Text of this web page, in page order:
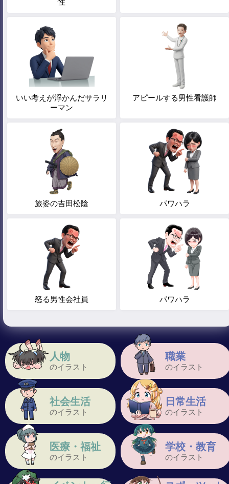
人物
のイラスト
職業
のイラスト
社会生活
のイラスト
日常生活
のイラスト
医療・福祉
のイラスト
学校・教育
のイラスト
性
いい考えが浮かんだサラリ
ーマン
アピールする男性看護師
旅姿の吉田松陰 パワハラ
怒る男性会社員 パワハラ